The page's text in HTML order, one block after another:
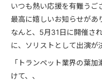
いつも熱い応援を有難うご
最高に嬉しいお知らせがあ
なんと、5月31日に開催さ
に、ソリストとして出演が
「トランペット業界の葉
けて、、